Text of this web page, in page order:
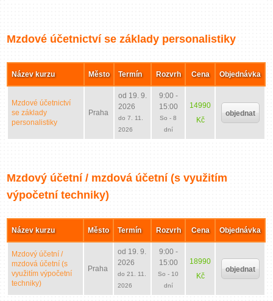
Mzdové účetnictví se základy personalistiky
Název kurzu Město Termín Rozvrh Cena Objednávka
Mzdové účetnictví
se základy
personalistiky
Praha
od 19. 9.
2026
do 7. 11.
2026
9:00 -
15:00
So - 8
dní
14990
Kč
objednat
Mzdový účetní / mzdová účetní (s využitím
výpočetní techniky)
Název kurzu Město Termín Rozvrh Cena Objednávka
Mzdový účetní /
mzdová účetní (s
využitím výpočetní
techniky)
Praha
od 19. 9.
2026
do 21. 11.
2026
9:00 -
15:00
So - 10
dní
18990
Kč
objednat